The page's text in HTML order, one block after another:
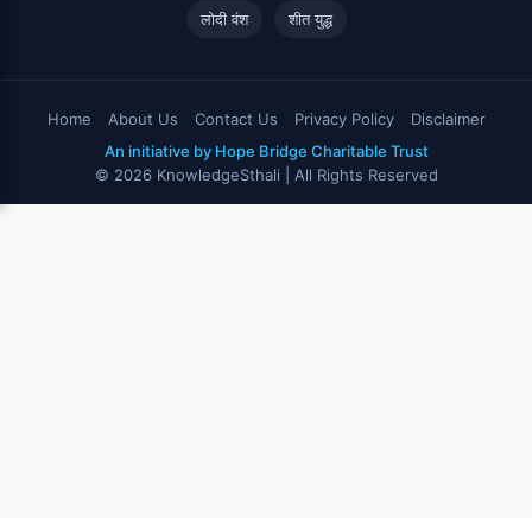
लोदी वंश शीत युद्ध
Home About Us Contact Us Privacy Policy
Disclaimer
An initiative by Hope Bridge Charitable Trust
© 2026 KnowledgeSthali | All Rights Reserved